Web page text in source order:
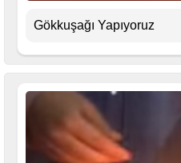
Gökkuşağı Yapıyoruz